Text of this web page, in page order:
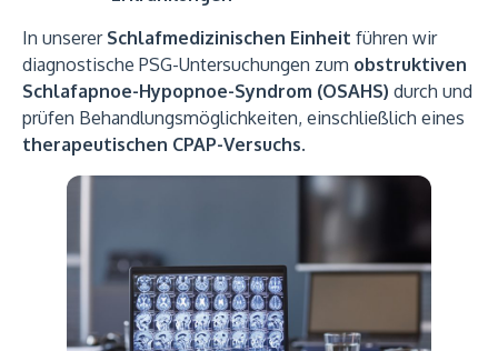
In unserer Schlafmedizinischen Einheit führen wir
diagnostische PSG-Untersuchungen zum obstruktiven
Schlafapnoe-Hypopnoe-Syndrom (OSAHS) durch und
prüfen Behandlungsmöglichkeiten, einschließlich eines
therapeutischen CPAP-Versuchs.